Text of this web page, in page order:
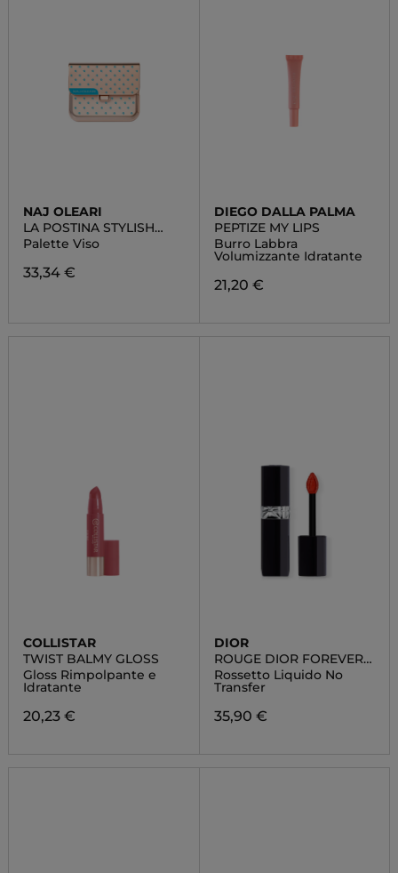
NAJ OLEARI
LA POSTINA STYLISH
POP SMALL
Palette Viso
33,34 €
DIEGO DALLA PALMA
PEPTIZE MY LIPS
Burro Labbra
Volumizzante Idratante
21,20 €
COLLISTAR
TWIST BALMY GLOSS
Gloss Rimpolpante e
Idratante
20,23 €
DIOR
ROUGE DIOR FOREVER
LIQUID LACQUER
Rossetto Liquido No
Transfer
35,90 €